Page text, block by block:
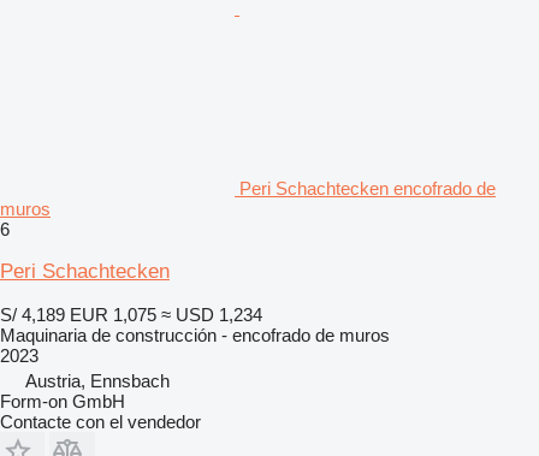
Peri Schachtecken encofrado de
muros
6
Peri Schachtecken
S/ 4,189 EUR 1,075 ≈ USD 1,234
Maquinaria de construcción - encofrado de muros
2023
Austria, Ennsbach
Form-on GmbH
Contacte con el vendedor